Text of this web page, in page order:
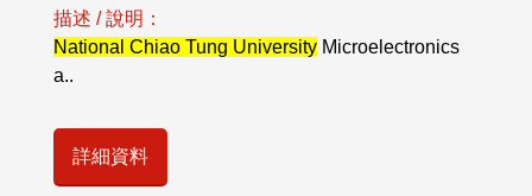
描述 / 說明：
National Chiao Tung University Microelectronics
a..
詳細資料